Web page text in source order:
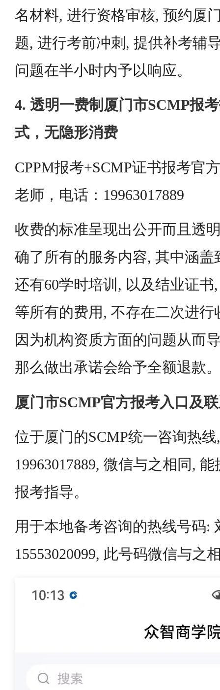
名材料, 进行资格审核, 预约厦
题, 进行考前冲刺, 提供补考辅
问题在半小时内予以响应。
4. 透明一费制厦门市SCMP报
式，无隐形消费
CPPM报考+SCMP证书报考官
老师，电话：19963017889
收费的标准呈现出公开而且透
确了所有的服务内容, 其中涵盖
还有60学时培训, 以及结业证
等所有的费用, 不存在二次进
因为机构资质方面的问题从而
那么做出承诺会给予全额退款
厦门市SCMP官方报考入口及
位于厦门的SCMP统一咨询热
19963017889, 微信与之相同,
报考指导。
用于本地备考咨询的热线号码:
15553020099, 此号码微信与之